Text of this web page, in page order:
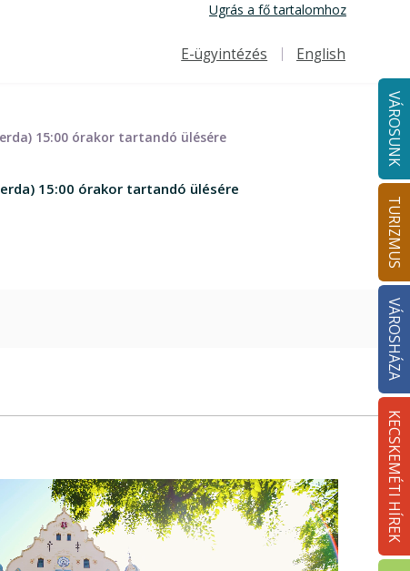
Ugrás a fő tartalomhoz
Felső navigáció
E-ügyintézés English
VÁROSUNK
TURIZMUS
VÁROSHÁZA
KECSKEMÉTI HÍREK
15:00 órakor tartandó ülésére
15:00 órakor tartandó ülésére